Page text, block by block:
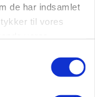
de har indsamlet
til vores
afprøves i år